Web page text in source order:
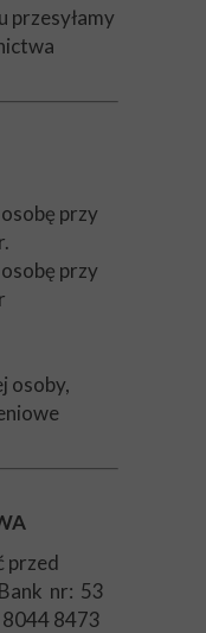
przesyłamy
przy
przy
osoby,
przed
nr: 53
8473